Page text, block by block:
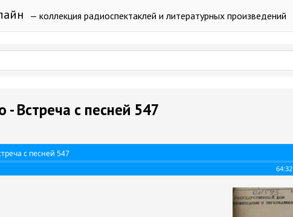
— коллекция радиоспектаклей и литературных произведений
- Встреча с песней 547
с песней 547
64:32